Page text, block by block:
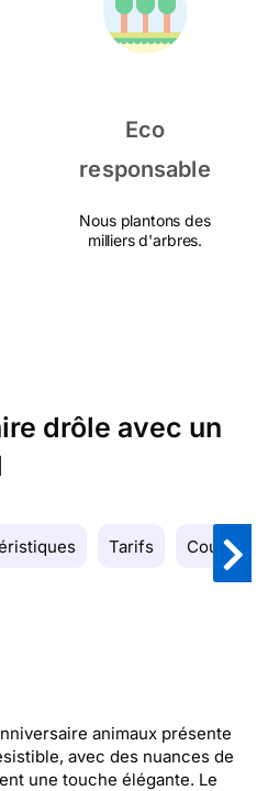
Eco
responsable
Nous plantons des
milliers d'arbres.
drôle avec un
Tarifs Couleurs
animaux présente
avec des nuances de
une touche élégante. Le